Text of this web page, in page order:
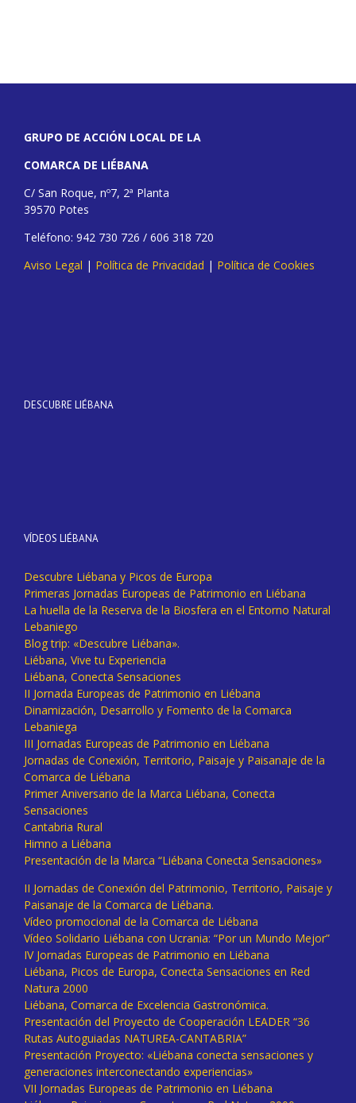
GRUPO DE ACCIÓN LOCAL DE LA
COMARCA DE LIÉBANA
C/ San Roque, nº7, 2ª Planta
39570 Potes
Teléfono: 942 730 726 / 606 318 720
Aviso Legal | Política de Privacidad | Política de Cookies
DESCUBRE LIÉBANA
VÍDEOS LIÉBANA
Descubre Liébana y Picos de Europa
Primeras Jornadas Europeas de Patrimonio en Liébana
La huella de la Reserva de la Biosfera en el Entorno Natural
Lebaniego
Blog trip: «Descubre Liébana».
Liébana, Vive tu Experiencia
Liébana, Conecta Sensaciones
II Jornada Europeas de Patrimonio en Liébana
Dinamización, Desarrollo y Fomento de la Comarca
Lebaniega
III Jornadas Europeas de Patrimonio en Liébana
Jornadas de Conexión, Territorio, Paisaje y Paisanaje de la
Comarca de Liébana
Primer Aniversario de la Marca Liébana, Conecta
Sensaciones
Cantabria Rural
Himno a Liébana
Presentación de la Marca “Liébana Conecta Sensaciones»
II Jornadas de Conexión del Patrimonio, Territorio, Paisaje y
Paisanaje de la Comarca de Liébana.
Vídeo promocional de la Comarca de Liébana
Vídeo Solidario Liébana con Ucrania: “Por un Mundo Mejor”
IV Jornadas Europeas de Patrimonio en Liébana
Liébana, Picos de Europa, Conecta Sensaciones en Red
Natura 2000
Liébana, Comarca de Excelencia Gastronómica.
Presentación del Proyecto de Cooperación LEADER “36
Rutas Autoguiadas NATUREA-CANTABRIA”
Presentación Proyecto: «Liébana conecta sensaciones y
generaciones interconectando experiencias»
VII Jornadas Europeas de Patrimonio en Liébana